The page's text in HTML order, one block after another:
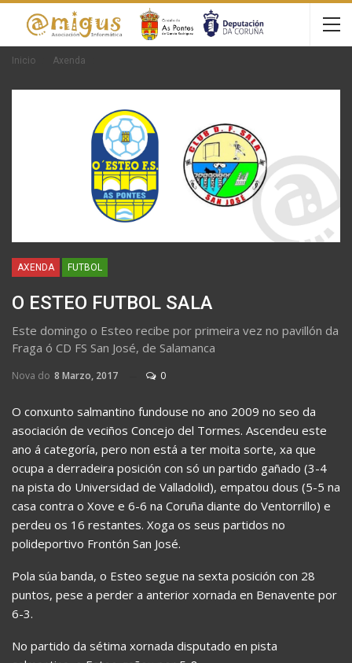
Inicio Axenda
AXENDA FUTBOL
O ESTEO FUTBOL SALA
Este domingo o Esteo recibe por primeira vez no pavillón da
Fraga ó CD FS San José, de Salamanca
Nova do 8 Marzo, 2017 0
O conxunto salmantino fundouse no ano 2009 no seo da
asociación de veciños Concejo del Tormes. Ascendeu este
ano á categoría, pero non está a ter moita sorte, xa que
ocupa a derradeira posición con só un partido gañado (3-4
na pista do Universidad de Valladolid), empatou dous (5-5 na
casa contra o Xove e 6-6 na Coruña diante do Ventorrillo) e
perdeu os 16 restantes. Xoga os seus partidos no
polideportivo Frontón San José.
Pola súa banda, o Esteo segue na sexta posición con 28
puntos, pese a perder a anterior xornada en Benavente por
6-3.
No partido da sétima xornada disputado en pista